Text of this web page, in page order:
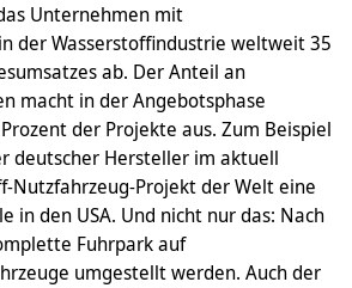
Unternehmen mit
der Wasserstoffindustrie weltweit 35
ab. Der Anteil an
macht in der Angebotsphase
der Projekte aus. Zum Beispiel
deutscher Hersteller im aktuell
Nutzfahrzeug-Projekt der Welt eine
in den USA. Und nicht nur das: Nach
Fuhrpark auf
umgestellt werden. Auch der